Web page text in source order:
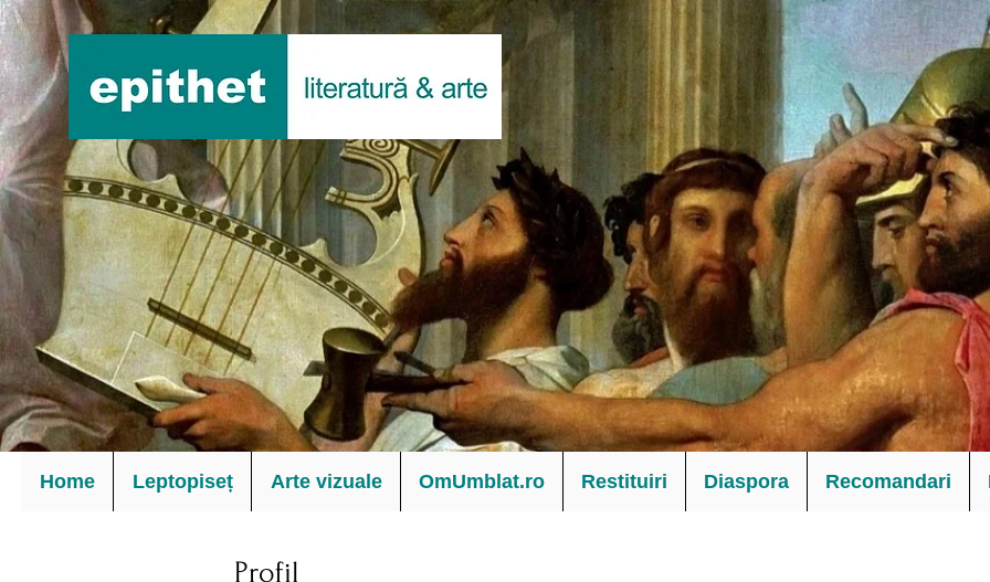
Home Leptopiseț Arte vizuale OmUmblat.ro Restituiri Diaspora Recomandari
Profil